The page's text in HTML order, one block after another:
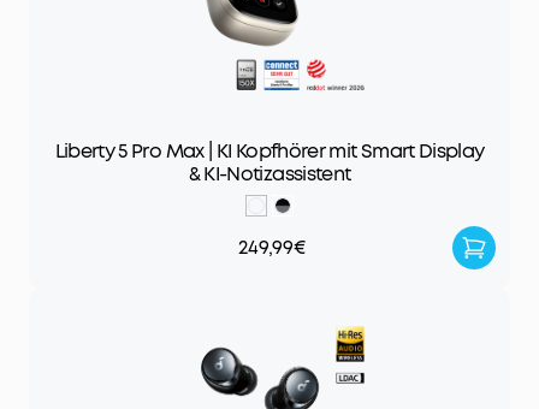
Liberty 5 Pro Max | KI Kopfhörer mit Smart Display
& KI-Notizassistent
249,99€